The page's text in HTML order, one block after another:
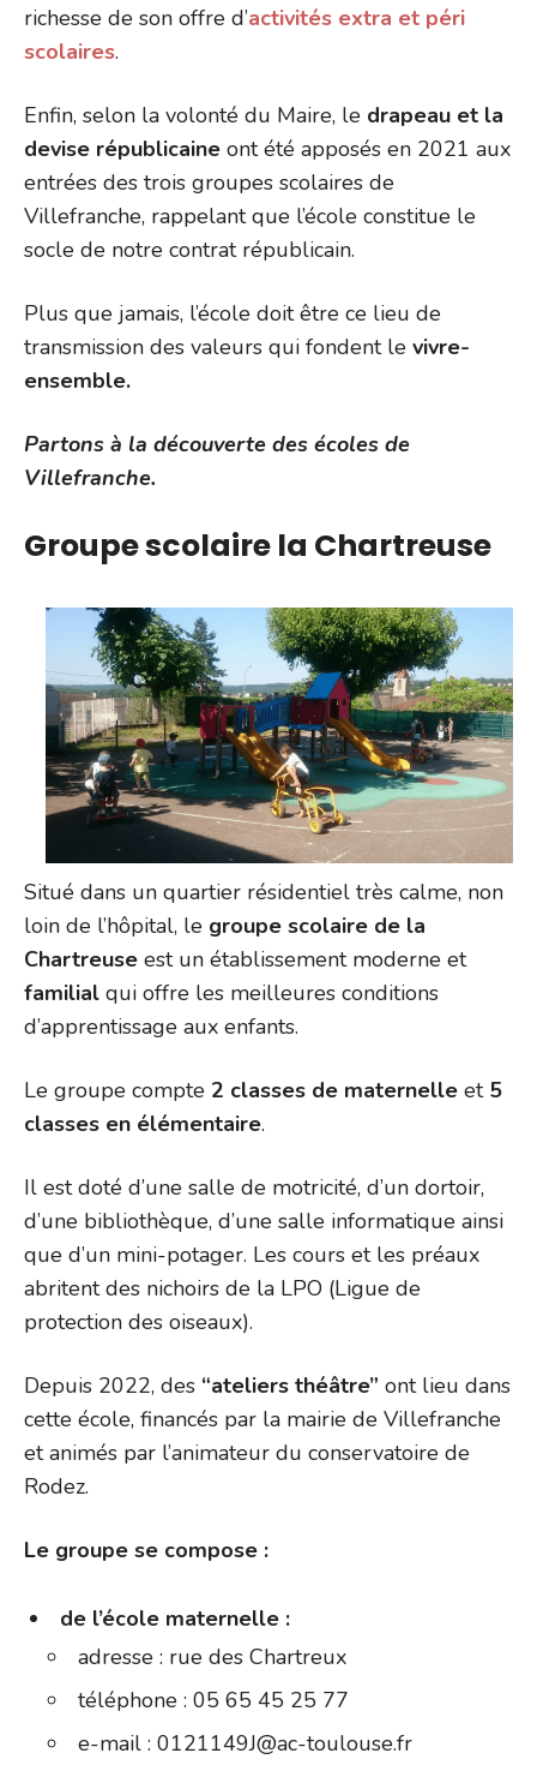
richesse de son offre d’activités extra et péri
scolaires.
Enfin, selon la volonté du Maire, le drapeau et la
devise républicaine ont été apposés en 2021 aux
entrées des trois groupes scolaires de
Villefranche, rappelant que l’école constitue le
socle de notre contrat républicain.
Plus que jamais, l’école doit être ce lieu de
transmission des valeurs qui fondent le vivre-
ensemble.
Partons à la découverte des écoles de
Villefranche.
Groupe scolaire la Chartreuse
Situé dans un quartier résidentiel très calme, non
loin de l’hôpital, le groupe scolaire de la
Chartreuse est un établissement moderne et
familial qui offre les meilleures conditions
d’apprentissage aux enfants.
Le groupe compte 2 classes de maternelle et 5
classes en élémentaire.
Il est doté d’une salle de motricité, d’un dortoir,
d’une bibliothèque, d’une salle informatique ainsi
que d’un mini-potager. Les cours et les préaux
abritent des nichoirs de la LPO (Ligue de
protection des oiseaux).
Depuis 2022, des “ateliers théâtre” ont lieu dans
cette école, financés par la mairie de Villefranche
et animés par l’animateur du conservatoire de
Rodez.
Le groupe se compose :
de l’école maternelle :
adresse : rue des Chartreux
téléphone : 05 65 45 25 77
e-mail : 0121149J@ac-toulouse.fr